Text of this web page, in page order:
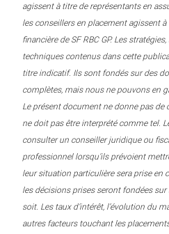
agissent à titre de représentants en
les conseillers en placement agissent
financière de SF RBC GP. Les
techniques contenus dans cette
titre indicatif. Ils sont fondés sur des
complètes, mais nous ne pouvons en
Le présent document ne donne pas
ne doit pas être interprété comme tel.
consulter un conseiller juridique ou
professionnel lorsqu’ils prévoient
leur situation particulière sera prise en
les décisions prises seront fondées
soit. Les taux d’intérêt, l’évolution du
autres facteurs touchant les